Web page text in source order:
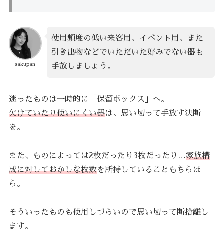
sakupan
使用頻度の低い来客用、イベント用、また
引き出物などでいただいた好みでない器も
手放しましょう。
迷ったものは一時的に「保留ボックス」へ。
欠けていたり使いにくい器は、思い切って手放す決断
を。
また、ものによっては2枚だったり3枚だったり…家族構
成に対しておかしな枚数を所持していることもちらほ
ら。
そういったものも使用しづらいので思い切って断捨離し
ます。